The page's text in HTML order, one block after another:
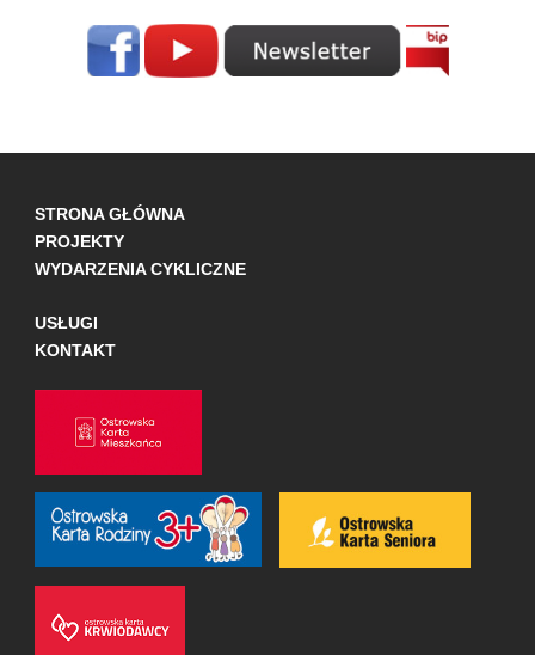
STRONA GŁÓWNA
PROJEKTY
WYDARZENIA CYKLICZNE
USŁUGI
KONTAKT